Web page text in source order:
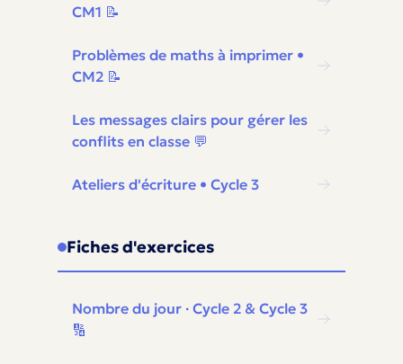
CM1 📝
Problèmes de maths à imprimer •
CM2 📝
Les messages clairs pour gérer les
conflits en classe 💬
Ateliers d'écriture • Cycle 3
Fiches d'exercices
Nombre du jour · Cycle 2 & Cycle 3
🔢